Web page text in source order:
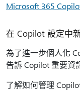
Microsoft 365
在 Copilot 設定中
為了進一步個人化
告訴 Copilot 重要資
了解如何管理